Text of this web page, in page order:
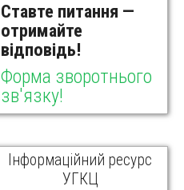
Ставте питання —
отримайте
відповідь!
Форма зворотнього
зв'язку!
Інформаційний ресурс
УГКЦ